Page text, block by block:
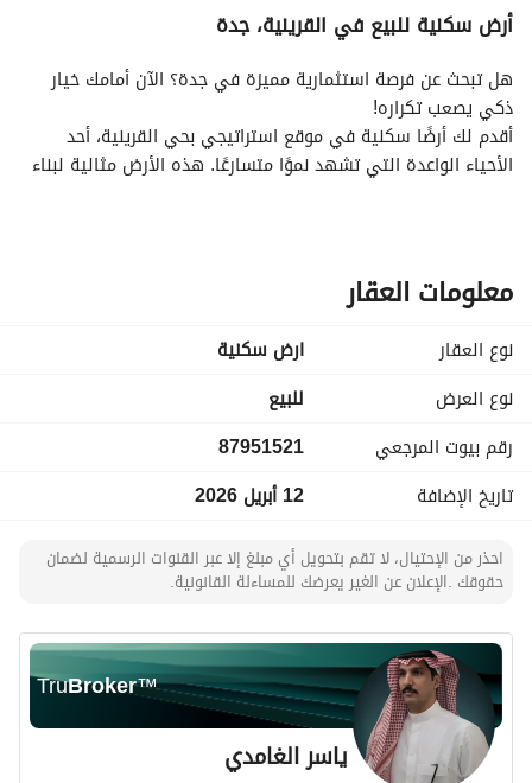
التفاصيل معلومات ترخيص الإعلان
أرض سكنية للبيع في القرينية، جدة
ذكي يصعب تكراره!
السعر: 850,000 ريال سعودي
ما يميز الأرض:
موقع حيوي قريب من الخدمات الأساسية
توفر الكهرباء والمياه، مما يتيح لك البدء بالبناء فورًا
بيئة مناسبة للعائلات مع طابع مجتمعي مريح
سهولة الوصول إلى الطرق الرئيسية والمرافق
معلومات العقار
نوع العقار
ارض سكنية
نوع العرض
للبيع
رقم بيوت المرجعي
87951521
تاريخ الإضافة
12 أبريل 2026
احذر من الإحتيال، لا تقم بتحويل أي مبلغ إلا عبر القنوات الرسمية لضمان
حقوقك .الإعلان عن الغير يعرضك للمساءلة القانونية.
TruBroker™
ياسر الغامدي